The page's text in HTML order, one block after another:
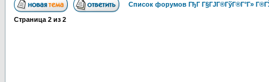
Список форумов ГђГ Г§ГЈГ®ГўГ®Г°Г»
Страница 2 из 2